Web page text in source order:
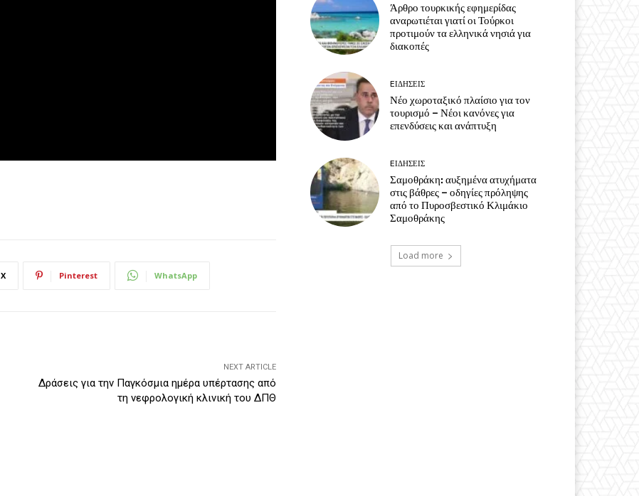
X Pinterest WhatsApp
NEXT ARTICLE
Δράσεις για την Παγκόσμια ημέρα υπέρτασης από
τη νεφρολογική κλινική του ΔΠΘ
Άρθρο τουρκικής εφημερίδας
αναρωτιέται γιατί οι Τούρκοι
προτιμούν τα ελληνικά νησιά για
διακοπές
EΙΔΗΣΕΙΣ
Νέο χωροταξικό πλαίσιο για τον
τουρισμό – Νέοι κανόνες για
επενδύσεις και ανάπτυξη
EΙΔΗΣΕΙΣ
Σαμοθράκη: αυξημένα ατυχήματα
στις βάθρες – οδηγίες πρόληψης
από το Πυροσβεστικό Κλιμάκιο
Σαμοθράκης
Load more